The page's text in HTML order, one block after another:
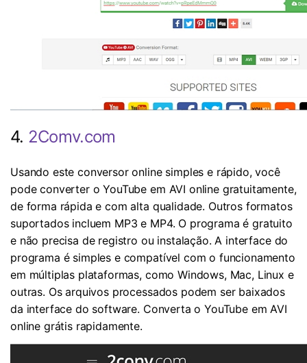
4. 2Comv.com
Usando este conversor online simples e rápido, você
pode converter o YouTube em AVI online gratuitamente,
de forma rápida e com alta qualidade. Outros formatos
suportados incluem MP3 e MP4. O programa é gratuito
e não precisa de registro ou instalação. A interface do
programa é simples e compatível com o funcionamento
em múltiplas plataformas, como Windows, Mac, Linux e
outras. Os arquivos processados ​​podem ser baixados
da interface do software. Converta o YouTube em AVI
online grátis rapidamente.